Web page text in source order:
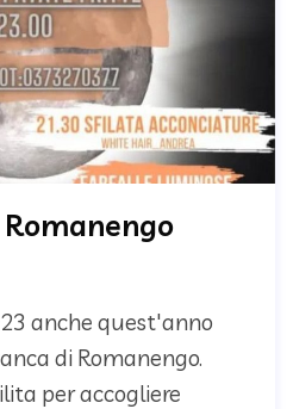
anche quest'anno
di Romanengo.
per accogliere